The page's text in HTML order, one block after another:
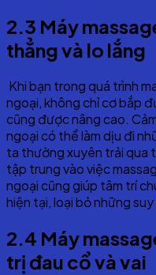
2.3 Máy
thẳng và lo lắng
Khi bạn trong quá trình
ngoại, không chỉ cơ bắp
cũng được nâng cao.
ngoại có thể làm dịu đi
ta thường xuyên trải qua
tập trung vào việc
ngoại cũng giúp tâm trí
hiện tại, loại bỏ những
2.4 Máy
trị đau cổ và vai